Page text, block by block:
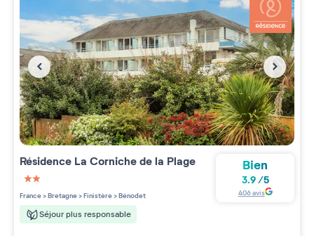
Résidence La Corniche de la Plage
2 étoiles sur 5
France>Bretagne>Finistère>Bénodet
Séjour plus responsable
Bien
3.9/5
406avis